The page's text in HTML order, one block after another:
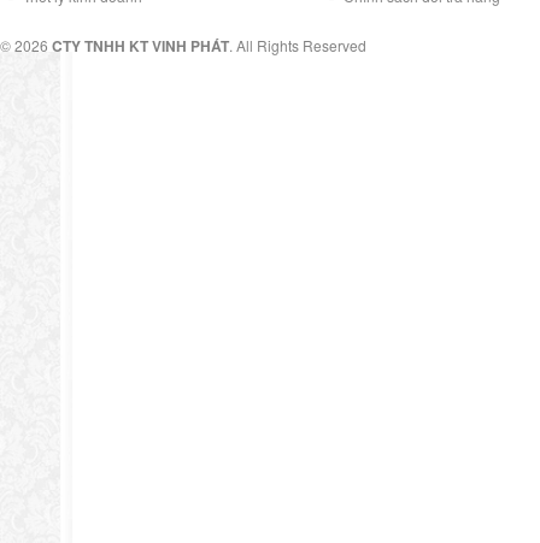
© 2026 CTY TNHH KT VINH PHÁT. All Rights Reserved